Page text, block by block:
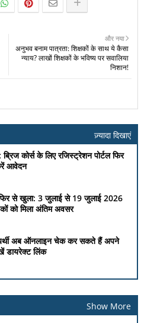
और नया
अनुभव बनाम पात्रता: शिक्षकों के साथ ये कैसा
न्याय? लाखों शिक्षकों के भविष्य पर सवालिया
निशान!
ज़्यादा दिखाएं
कोर्स के लिए रजिस्ट्रेशन पोर्टल फिर
आवेदन
फिर से खुला: 3 जुलाई से 19 जुलाई 2026
को मिला अंतिम अवसर
अब ऑनलाइन चेक कर सकते हैं अपने
डायरेक्ट लिंक
Show More